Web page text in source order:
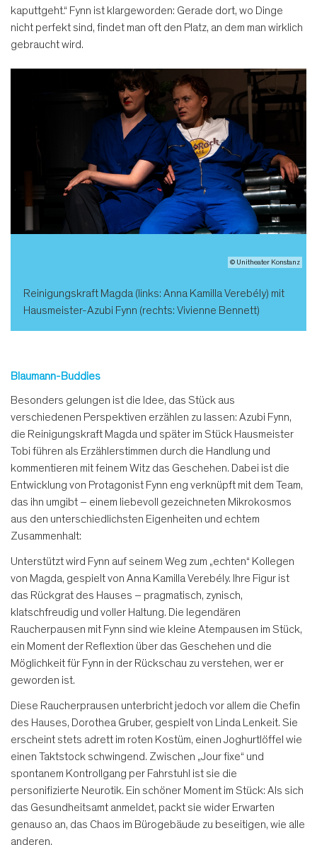
kaputtgeht.“ Fynn ist klargeworden: Gerade dort, wo Dinge
nicht perfekt sind, findet man oft den Platz, an dem man wirklich
gebraucht wird.
© Unitheater Konstanz
Reinigungskraft Magda (links: Anna Kamilla Verebély) mit
Hausmeister-Azubi Fynn (rechts: Vivienne Bennett)
Blaumann-Buddies
Besonders gelungen ist die Idee, das Stück aus
verschiedenen Perspektiven erzählen zu lassen: Azubi Fynn,
die Reinigungskraft Magda und später im Stück Hausmeister
Tobi führen als Erzählerstimmen durch die Handlung und
kommentieren mit feinem Witz das Geschehen. Dabei ist die
Entwicklung von Protagonist Fynn eng verknüpft mit dem Team,
das ihn umgibt – einem liebevoll gezeichneten Mikrokosmos
aus den unterschiedlichsten Eigenheiten und echtem
Zusammenhalt:
Unterstützt wird Fynn auf seinem Weg zum „echten“ Kollegen
von Magda, gespielt von Anna Kamilla Verebély. Ihre Figur ist
das Rückgrat des Hauses – pragmatisch, zynisch,
klatschfreudig und voller Haltung. Die legendären
Raucherpausen mit Fynn sind wie kleine Atempausen im Stück,
ein Moment der Reflextion über das Geschehen und die
Möglichkeit für Fynn in der Rückschau zu verstehen, wer er
geworden ist.
Diese Raucherprausen unterbricht jedoch vor allem die Chefin
des Hauses, Dorothea Gruber, gespielt von Linda Lenkeit. Sie
erscheint stets adrett im roten Kostüm, einen Joghurtlöffel wie
einen Taktstock schwingend. Zwischen „Jour fixe“ und
spontanem Kontrollgang per Fahrstuhl ist sie die
personifizierte Neurotik. Ein schöner Moment im Stück: Als sich
das Gesundheitsamt anmeldet, packt sie wider Erwarten
genauso an, das Chaos im Bürogebäude zu beseitigen, wie alle
anderen.